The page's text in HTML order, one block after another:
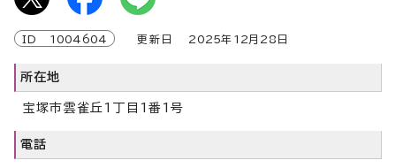
ID 1004604 更新日 2025年 12 月 28 日
所在地
宝塚市雲雀丘1丁目1番1号
電話